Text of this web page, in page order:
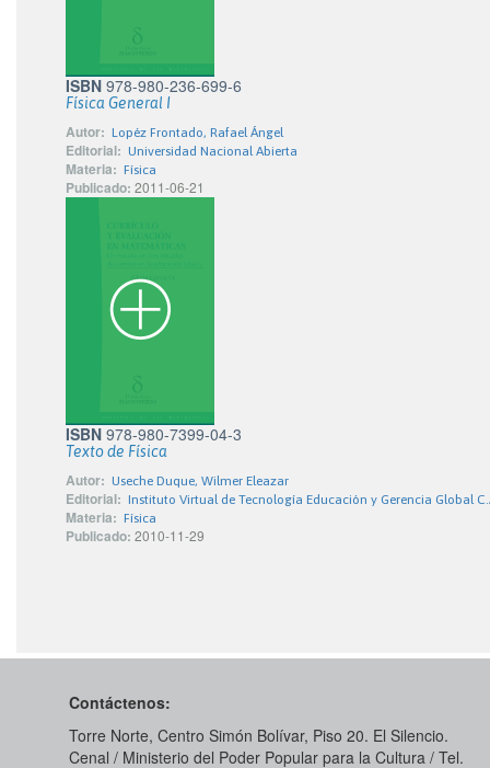
ISBN 978-980-236-699-6
Física General I
Autor: Lopéz Frontado, Rafael Ángel
Editorial: Universidad Nacional Abierta
Materia: Física
Publicado: 2011-06-21
ISBN 978-980-7399-04-3
Texto de Física
Autor: Useche Duque, Wilmer Eleazar
Editorial: Instituto Virtual de Tecnología Educación y Gerencia Global
Materia: Física
Publicado: 2010-11-29
Contáctenos:
Torre Norte, Centro Simón Bolívar, Piso 20. El Silencio.
Cenal / Ministerio del Poder Popular para la Cultura / Tel.